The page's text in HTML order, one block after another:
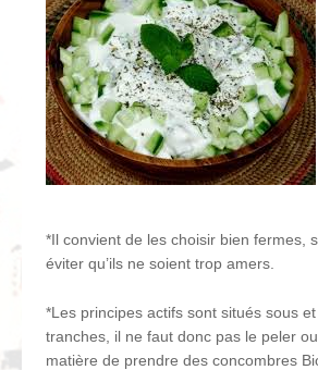
*Il convient de les choisir bien fermes,
éviter qu’ils ne soient trop amers.
*Les principes actifs sont situés sous
tranches, il ne faut donc pas le peler
matière de prendre des concombres